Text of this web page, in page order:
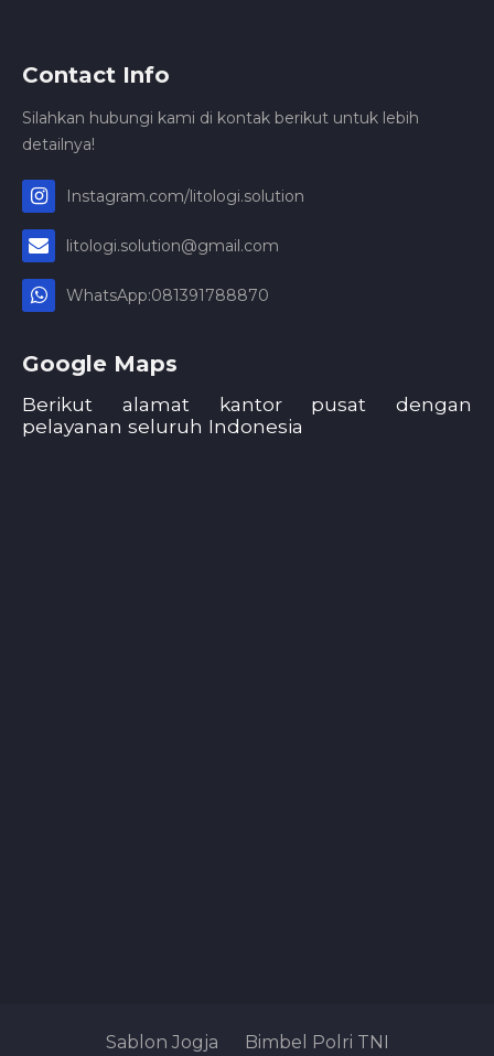
Contact Info
Silahkan hubungi kami di kontak berikut untuk lebih
detailnya!
Instagram.com/litologi.solution
litologi.solution@gmail.com
WhatsApp:081391788870
Google Maps
Berikut alamat kantor pusat dengan
pelayanan seluruh Indonesia
Sablon Jogja Bimbel Polri TNI